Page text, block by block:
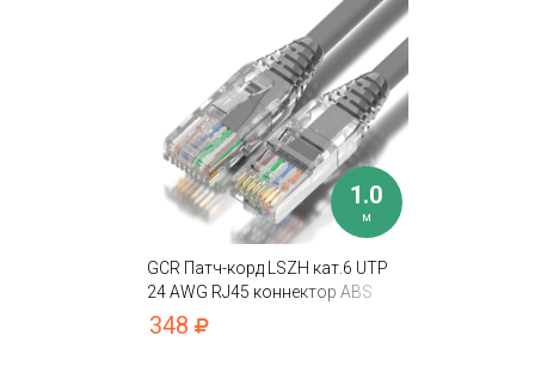
1.0
м
GCR Патч-корд LSZH кат.6 UTP
24 AWG RJ45 коннектор ABS
T568B
348